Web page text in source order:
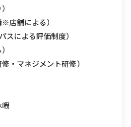
店舗による）
スによる評価制度）
・マネジメント研修）
暇